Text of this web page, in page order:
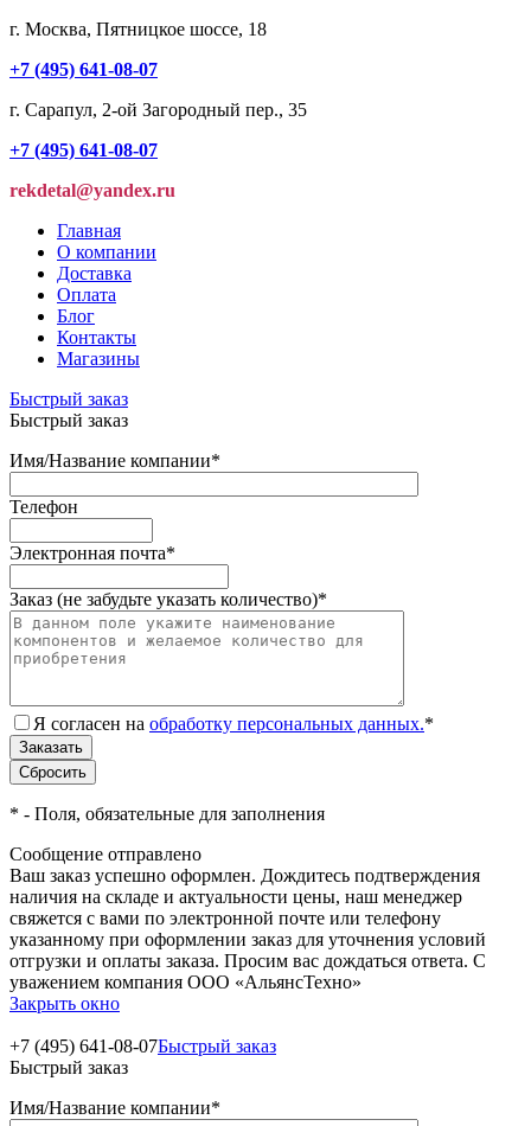
г. Москва, Пятницкое шоссе, 18
+7 (495) 641-08-07
г. Сарапул, 2-ой Загородный пер., 35
+7 (495) 641-08-07
rekdetal@yandex.ru
Главная
О компании
Доставка
Оплата
Блог
Контакты
Магазины
Быстрый заказ
Быстрый заказ
Имя/Название компании*
Телефон
Электронная почта*
Заказ (не забудьте указать количество)*
Я согласен на обработку персональных данных.*
* - Поля, обязательные для заполнения
Сообщение отправлено
Ваш заказ успешно оформлен. Дождитесь подтверждения
наличия на складе и актуальности цены, наш менеджер
свяжется с вами по электронной почте или телефону
указанному при оформлении заказ для уточнения условий
отгрузки и оплаты заказа. Просим вас дождаться ответа. С
уважением компания ООО «АльянсТехно»
Закрыть окно
+7 (495) 641-08-07Быстрый заказ
Быстрый заказ
Имя/Название компании*